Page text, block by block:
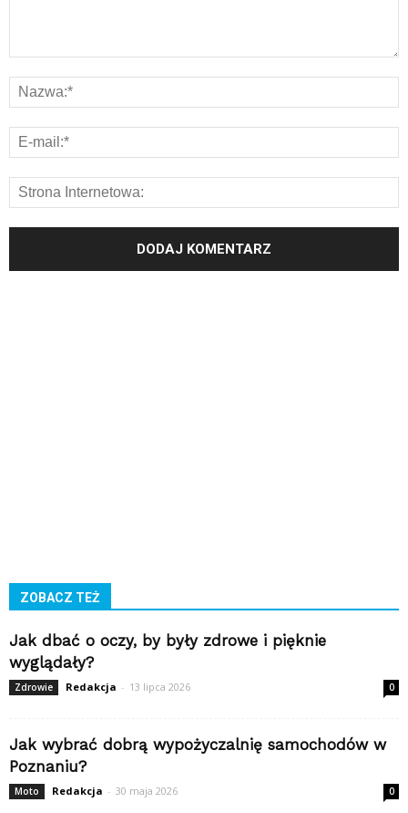
ZOBACZ TEŻ
Jak dbać o oczy, by były zdrowe i pięknie
wyglądały?
Zdrowie Redakcja - 13 lipca 2026 0
Jak wybrać dobrą wypożyczalnię samochodów w
Poznaniu?
Moto Redakcja - 30 maja 2026 0